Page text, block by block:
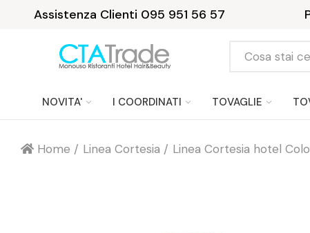
Assistenza Clienti 095 951 56 57
NOVITA' I COORDINATI TOVAGLIE
Home Linea Cortesia Linea Cortesia hotel